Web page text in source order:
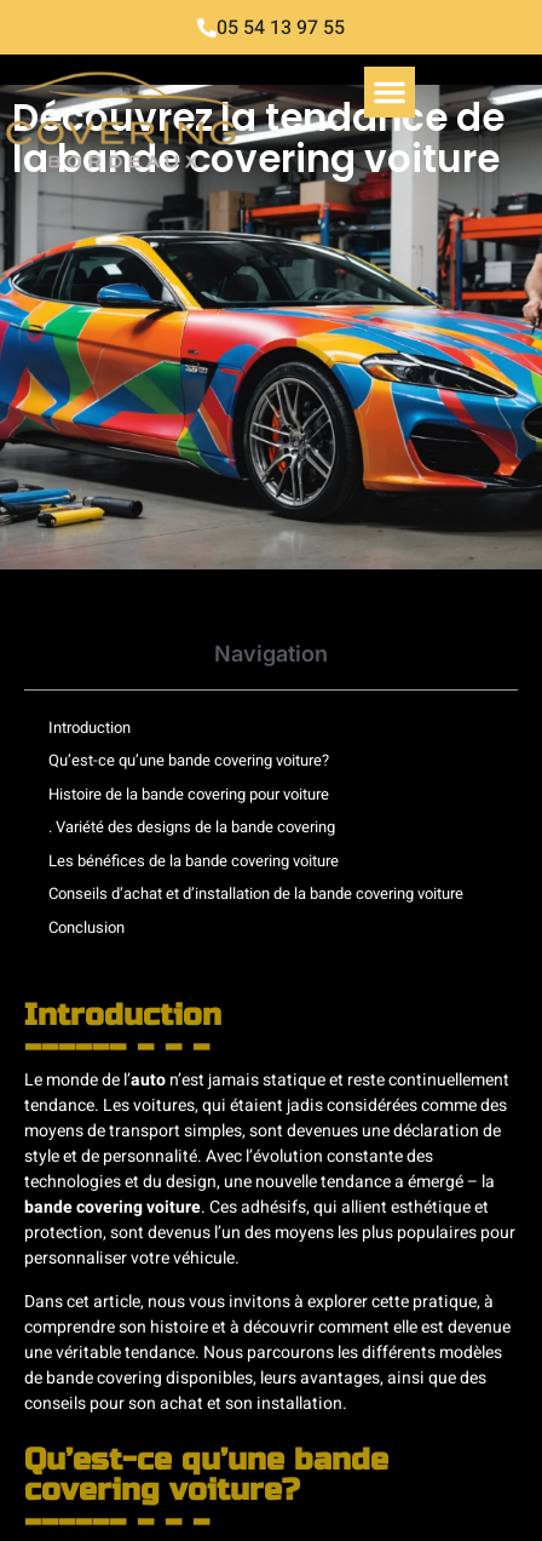
05 54 13 97 55
Découvrez la tendance de
la bande covering voiture
Navigation
Introduction
Qu’est-ce qu’une bande covering voiture?
Histoire de la bande covering pour voiture
. Variété des designs de la bande covering
Les bénéfices de la bande covering voiture
Conseils d’achat et d’installation de la bande covering voiture
Conclusion
Introduction
Le monde de l’auton’est jamais statique et reste continuellement
tendance. Les voitures, qui étaient jadis considérées comme des
moyens de transport simples, sont devenues une déclaration de
style et de personnalité. Avec l’évolution constante des
technologies et du design, une nouvelle tendance a émergé – la
bande covering voiture. Ces adhésifs, qui allient esthétique et
protection, sont devenus l’un des moyens les plus populaires pour
personnaliser votre véhicule.
Dans cet article, nous vous invitons à explorer cette pratique, à
comprendre son histoire et à découvrir comment elle est devenue
une véritable tendance. Nous parcourons les différents modèles
de bande covering disponibles, leurs avantages, ainsi que des
conseils pour son achat et son installation.
Qu’est-ce qu’une bande
covering voiture?